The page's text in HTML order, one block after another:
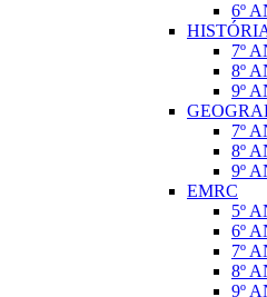
6º
7º
8º
9º
7º
8º
9º
EMRC
5º
6º
7º
8º
9º